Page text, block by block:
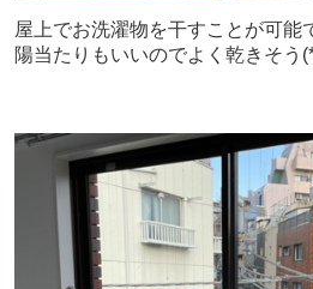
屋上でお洗濯物を干すことが可能
陽当たりもいいのでよく乾きそう